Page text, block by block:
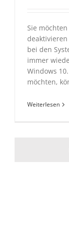
Sie
bei den
immer
Windows
möchten,
Weiterlesen